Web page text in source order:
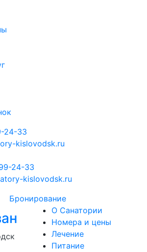
24-33
kislovodsk.ru
24-33
kislovodsk.ru
Бронирование
О Санатории
Номера и цены
Лечение
Питание